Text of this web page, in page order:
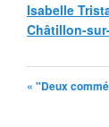
Isabelle
Châtillon-
« "Deux